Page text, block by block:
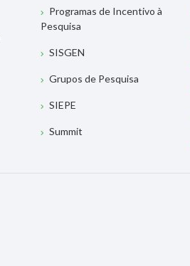
Programas de Incentivo à
Pesquisa
SISGEN
Grupos de Pesquisa
SIEPE
Summit